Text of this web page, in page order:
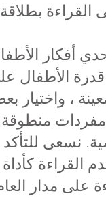
أفكار
الأطفال
،
مفردات
نسعى
على مدار